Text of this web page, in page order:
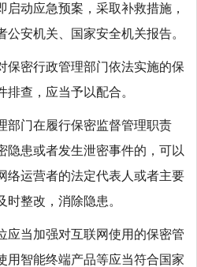
动应急预案，采取补救措施，
安机关、国家安全机关报告。
保密行政管理部门依法实施的保
查，应当予以配合。
部门在履行保密监督管理职责
隐患或者发生泄密事件的，可以
络运营者的法定代表人或者主要
整改，消除隐患。
应当加强对互联网使用的保密管
用智能终端产品等应当符合国家